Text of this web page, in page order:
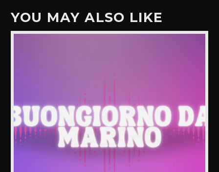
YOU MAY ALSO LIKE